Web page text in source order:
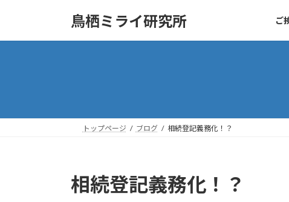
鳥栖ミライ研究所 ご
トップページ ブログ 相続登記義務化！？
相続登記義務化！？